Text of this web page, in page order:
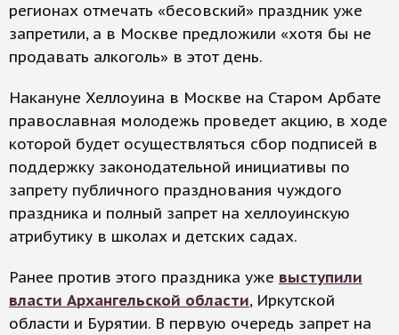
регионах отмечать «бесовский» праздник уже
запретили, а в Москве предложили «хотя бы не
продавать алкоголь» в этот день.
Накануне Хеллоуина в Москве на Старом Арбате
православная молодежь проведет акцию, в ходе
которой будет осуществляться сбор подписей в
поддержку законодательной инициативы по
запрету публичного празднования чуждого
праздника и полный запрет на хеллоуинскую
атрибутику в школах и детских садах.
Ранее против этого праздника уже выступили
власти Архангельской области, Иркутской
области и Бурятии. В первую очередь запрет на